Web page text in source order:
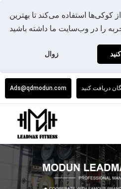
کوکی‌ها استفاده می‌کند تا بهترین
زوال
Ads@qdmodun.com دریافت کنید